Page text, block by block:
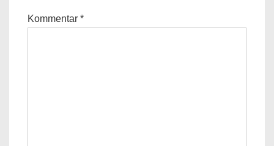
Kommentar *